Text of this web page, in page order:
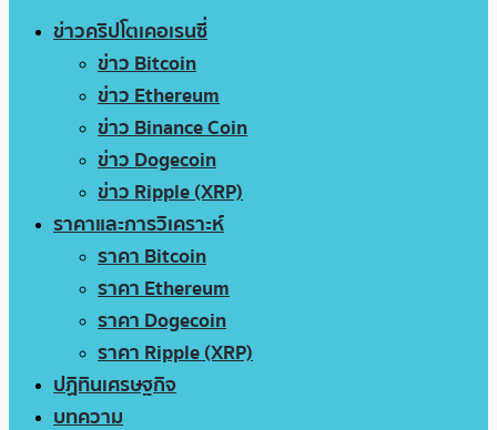
ข่าวคริปโตเคอเรนซี่
ข่าว Bitcoin
ข่าว Ethereum
ข่าว Binance Coin
ข่าว Dogecoin
ข่าว Ripple (XRP)
ราคาและการวิเคราะห์
ราคา Bitcoin
ราคา Ethereum
ราคา Dogecoin
ราคา Ripple (XRP)
ปฏิทินเศรษฐกิจ
บทความ